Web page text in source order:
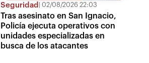
Seguridad 02/08/2026 22:03
Tras asesinato en San Ignacio,
Policía ejecuta operativos con
unidades especializadas en
busca de los atacantes